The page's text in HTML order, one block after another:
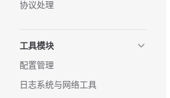
协议处理
工具模块
配置管理
日志系统与网络工具